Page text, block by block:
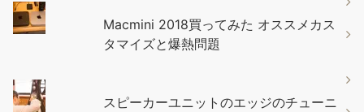
Macmini 2018買ってみた オススメカス
タマイズと爆熱問題
スピーカーユニットのエッジのチューニ